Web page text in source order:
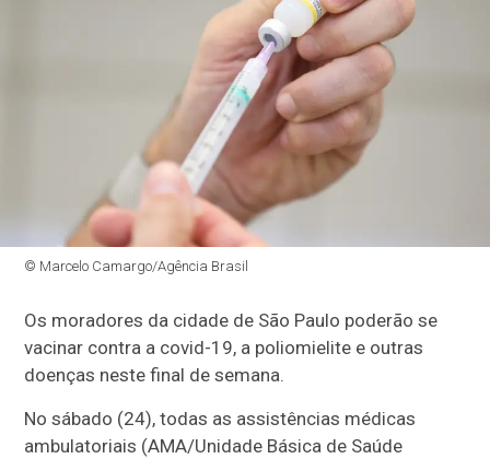
© Marcelo Camargo/Agência Brasil
Os moradores da cidade de São Paulo poderão se
vacinar contra a covid-19, a poliomielite e outras
doenças neste final de semana.
No sábado (24), todas as assistências médicas
ambulatoriais (AMA/Unidade Básica de Saúde